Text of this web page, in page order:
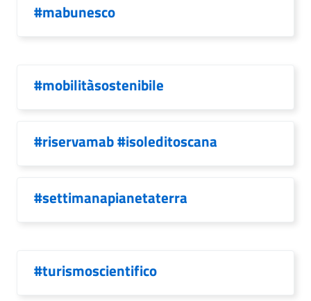
#mabunesco
#mobilitàsostenibile
#riservamab #isoleditoscana
#settimanapianetaterra
#turismoscientifico